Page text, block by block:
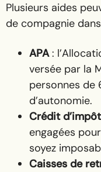
Plusieurs aides
de compagnie
APA:
versée par la
personnes de
d’autonomie.
Crédit
engagées
soyez
Caisses de